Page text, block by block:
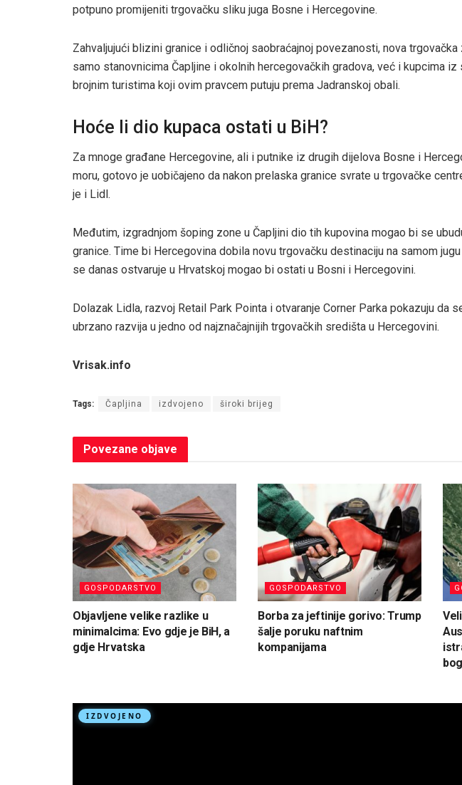
potpuno promijeniti trgovačku sliku juga Bosne i Hercegovine.
Zahvaljujući blizini granice i odličnoj saobraćajnoj povezanosti, nova
samo stanovnicima Čapljine i okolnih hercegovačkih gradova, već i kupcima
brojnim turistima koji ovim pravcem putuju prema Jadranskoj obali.
Hoće li dio kupaca ostati u BiH?
Za mnoge građane Hercegovine, ali i putnike iz drugih dijelova Bosne i
moru, gotovo je uobičajeno da nakon prelaska granice svrate u trgovačke
je i Lidl.
Međutim, izgradnjom šoping zone u Čapljini dio tih kupovina mogao bi se
granice. Time bi Hercegovina dobila novu trgovačku destinaciju na samom
se danas ostvaruje u Hrvatskoj mogao bi ostati u Bosni i Hercegovini.
Dolazak Lidla, razvoj Retail Park Pointa i otvaranje Corner Parka pokazuju da
ubrzano razvija u jedno od najznačajnijih trgovačkih središta u Hercegovini.
Vrisak.info
Tags: Čapljina izdvojeno široki brijeg
Povezane objave
GOSPODARSTVO
Objavljene velike razlike u
minimalcima: Evo gdje je BiH, a
gdje Hrvatska
GOSPODARSTVO
Borba za jeftinije gorivo: Trump
šalje poruku naftnim
kompanijama